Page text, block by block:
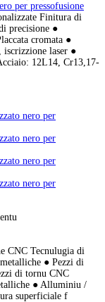
per pressofusione
Finitura di
precisione ●
cromata ●
iscrizzione laser ●
12L14, Cr13,17-
nero per
nero per
nero per
nero per
CNC Tecnulugia di
● Pezzi di
di tornu CNC
● Alluminiu /
superficiale f